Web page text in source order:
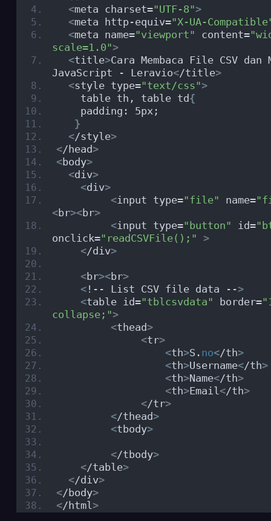
<meta charset="UTF-8">
<meta http-equiv="X-UA-
<meta name="viewport" content=
scale=1.0">
<title>Cara Membaca File CSV
JavaScript - Leravio</title>
<style type="text/css">
    table th, table td
{
    padding: 5px;
}
</style>
</head >
<body>
<div>
<div>
<input type="file" name=
<br><br>
<input type="button" id=
onclick="readCSVFile();"
>
</div>
<br><br>
<!-- List CSV file data -->
<table id="tblcsvdata" border=
collapse;">
<thead >
<tr>
<th>S. no</th>
<th>Username</th>
<th>Name</th>
<th>Email</th>
</tr>
</thead >
<tbody>
</tbody>
</table>
</div>
</body>
</html>